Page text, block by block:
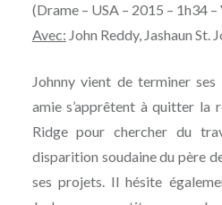
(Drame – USA – 2015 – 1h34 –
Avec: John Reddy, Jashaun St.
Johnny vient de terminer
amie s’apprêtent à quitter la
Ridge pour chercher du
disparition soudaine du père
ses projets. Il hésite